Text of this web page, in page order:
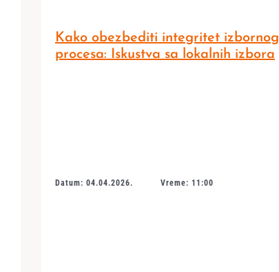
Kako obezbediti integritet izbornog
procesa: Iskustva sa lokalnih izbora
Datum: 04.04.2026. Vreme: 11:00